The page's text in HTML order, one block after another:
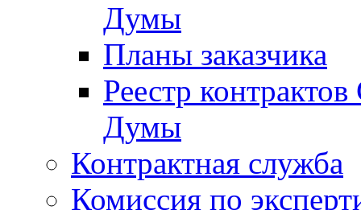
Думы
Планы заказчика
Реестр
Думы
Контрактная служба
Комиссия по